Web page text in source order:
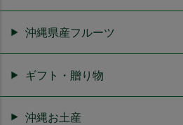
沖縄県産フルーツ
ギフト・贈り物
沖縄お土産